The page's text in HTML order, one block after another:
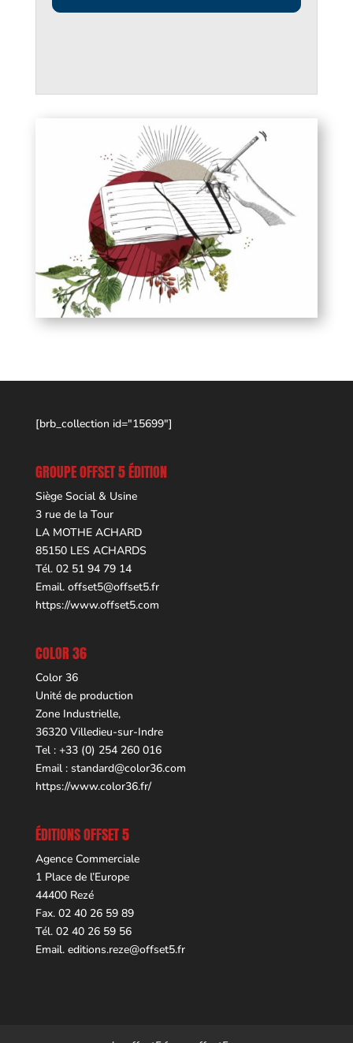
[brb_collection id="15699"]
GROUPE OFFSET 5 ÉDITION
Siège Social & Usine
3 rue de la Tour
LA MOTHE ACHARD
85150 LES ACHARDS
Tél. 02 51 94 79 14
Email. offset5@offset5.fr
https://www.offset5.com
COLOR 36
Color 36
Unité de production
Zone Industrielle,
36320 Villedieu-sur-Indre
Tel : +33 (0) 254 260 016
Email : standard@color36.com
https://www.color36.fr/
ÉDITIONS OFFSET 5
Agence Commerciale
1 Place de l’Europe
44400 Rezé
Fax. 02 40 26 59 89
Tél. 02 40 26 59 56
Email. editions.reze@offset5.fr